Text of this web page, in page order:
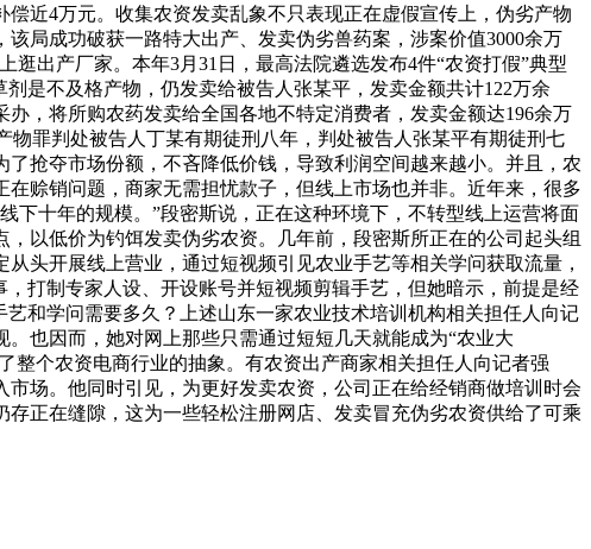
近4万元。收集农资发卖乱象不只表现正在虚假宣传上，伪劣产物
局成功破获一路特大出产、发卖伪劣兽药案，涉案价值3000余万
出产厂家。本年3月31日，最高法院遴选发布4件“农资打假”典型
是不及格产物，仍发卖给被告人张某平，发卖金额共计122万余
，将所购农药发卖给全国各地不特定消费者，发卖金额达196余万
罪判处被告人丁某有期徒刑八年，判处被告人张某平有期徒刑七
抢夺市场份额，不吝降低价钱，导致利润空间越来越小。并且，农
赊销问题，商家无需担忧款子，但线上市场也并非。近年来，很多
下十年的规模。”段密斯说，正在这种环境下，不转型线上运营将面
以低价为钓饵发卖伪劣农资。几年前，段密斯所正在的公司起头组
头开展线上营业，通过短视频引见农业手艺等相关学问获取流量，
打制专家人设、开设账号并短视频剪辑手艺，但她暗示，前提是经
和学问需要多久？上述山东一家农业技术培训机构相关担任人向记
也因而，她对网上那些只需通过短短几天就能成为“农业大
整个农资电商行业的抽象。有农资出产商家相关担任人向记者强
场。他同时引见，为更好发卖农资，公司正在给经销商做培训时会
正在缝隙，这为一些轻松注册网店、发卖冒充伪劣农资供给了可乘